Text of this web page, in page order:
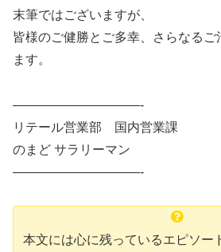
末筆ではございますが、
皆様のご健勝とご多幸、さらなる
ます。
——————————-
リテール営業部 国内営業課
のまど サラリーマン
——————————-
本文には心に残っているエピソー